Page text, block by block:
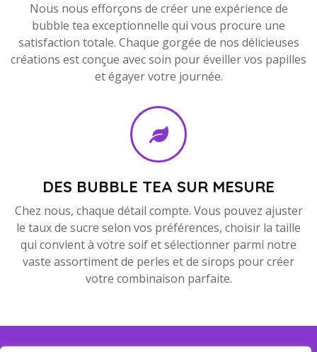
Nous nous efforçons de créer une expérience de
bubble tea exceptionnelle qui vous procure une
satisfaction totale. Chaque gorgée de nos délicieuses
créations est conçue avec soin pour éveiller vos papilles
et égayer votre journée.
DES BUBBLE TEA SUR MESURE
Chez nous, chaque détail compte. Vous pouvez ajuster
le taux de sucre selon vos préférences, choisir la taille
qui convient à votre soif et sélectionner parmi notre
vaste assortiment de perles et de sirops pour créer
votre combinaison parfaite.